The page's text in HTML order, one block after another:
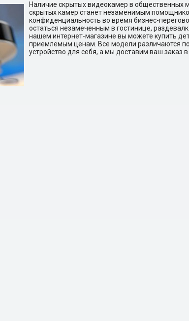
Наличие скрытых видеокамер в общественных
скрытых камер станет незаменимым
конфиденциальность во время бизнес-
остаться незамеченным в гостинице,
нашем интернет-магазине вы можете купить
приемлемым ценам. Все модели различаются
устройство для себя, а мы доставим ваш заказ